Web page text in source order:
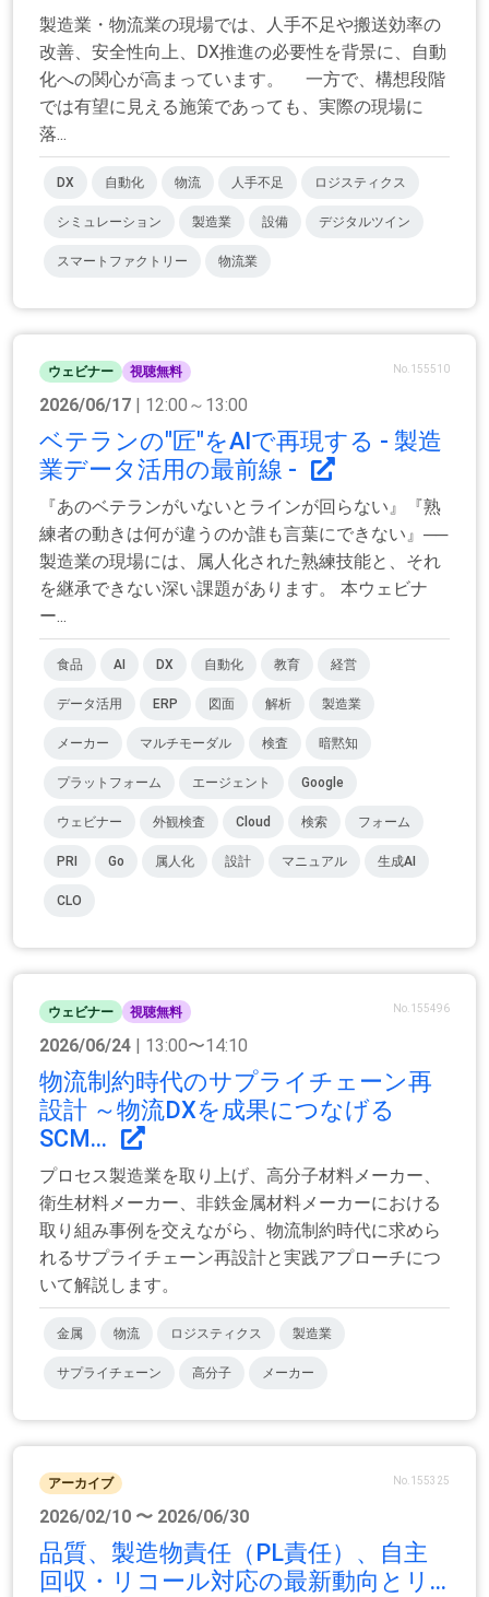
製造業・物流業の現場では、人手不足や搬送効率の
改善、安全性向上、DX推進の必要性を背景に、自動
化への関心が高まっています。 一方で、構想段階
では有望に見える施策であっても、実際の現場に
落...
DX 自動化 物流 人手不足 ロジスティクス
シミュレーション 製造業 設備 デジタルツイン
スマートファクトリー 物流業
ウェビナー 視聴無料 No.155510
2026/06/17 | 12:00～13:00
ベテランの"匠"をAIで再現する - 製造
業データ活用の最前線 -
『あのベテランがいないとラインが回らない』『熟
練者の動きは何が違うのか誰も言葉にできない』──
製造業の現場には、属人化された熟練技能と、それ
を継承できない深い課題があります。 本ウェビナ
ー...
食品 AI DX 自動化 教育 経営
データ活用 ERP 図面 解析 製造業
メーカー マルチモーダル 検査 暗黙知
プラットフォーム エージェント Google
ウェビナー 外観検査 Cloud 検索 フォーム
PRI Go 属人化 設計 マニュアル 生成AI
CLO
ウェビナー 視聴無料 No.155496
2026/06/24 | 13:00〜14:10
物流制約時代のサプライチェーン再
設計 ～物流DXを成果につなげる
SCM...
プロセス製造業を取り上げ、高分子材料メーカー、
衛生材料メーカー、非鉄金属材料メーカーにおける
取り組み事例を交えながら、物流制約時代に求めら
れるサプライチェーン再設計と実践アプローチにつ
いて解説します。
金属 物流 ロジスティクス 製造業
サプライチェーン 高分子 メーカー
アーカイブ No.155325
2026/02/10 〜 2026/06/30
品質、製造物責任（PL責任）、自主
回収・リコール対応の最新動向とリ...